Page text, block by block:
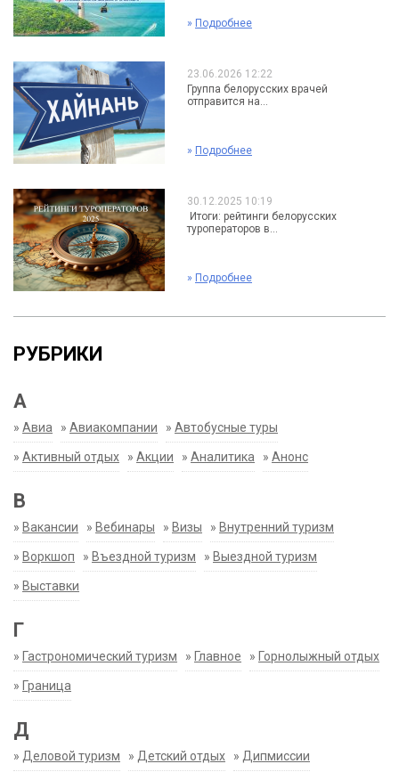
» Подробнее
23.06.2026 12:22
Группа белорусских врачей
отправится на...
» Подробнее
30.12.2025 10:19
Итоги: рейтинги белорусских
туроператоров в...
» Подробнее
РУБРИКИ
А
» Авиа » Авиакомпании » Автобусные туры
» Активный отдых » Акции » Аналитика » Анонс
В
» Вакансии » Вебинары » Визы » Внутренний туризм
» Воркшоп » Въездной туризм » Выездной туризм
» Выставки
Г
» Гастрономический туризм » Главное » Горнолыжный отдых
» Граница
Д
» Деловой туризм » Детский отдых » Дипмиссии